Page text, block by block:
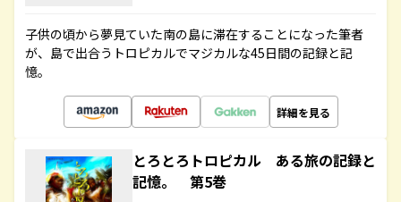
子供の頃から夢見ていた南の島に滞在することになった筆者
が、島で出合うトロピカルでマジカルな45日間の記録と記
憶。
詳細を見る
とろとろトロピカル ある旅の記録と
記憶。 第5巻